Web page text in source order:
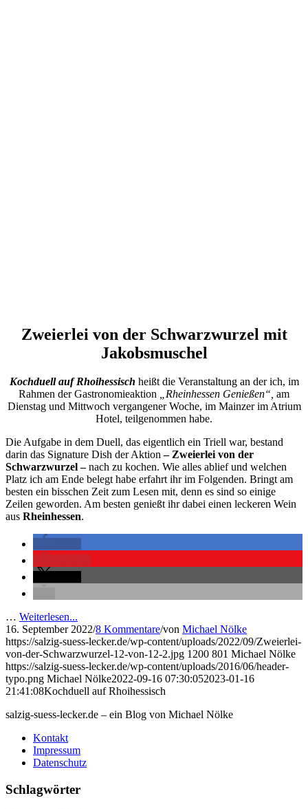
Zweierlei von der Schwarzwurzel mit
Jakobsmuschel
Kochduell auf Rhoihessisch heißt die Veranstaltung an der ich, im
Rahmen der Gastronomieaktion „Rheinhessen Genießen“, am
Dienstag und Mittwoch vergangener Woche, im Mainzer im Atrium
Hotel, teilgenommen habe.
Die Aufgabe in dem Duell, das eigentlich ein Triell war, bestand
darin das Signature Dish der Aktion– Zweierlei von der
Schwarzwurzel –nach zu kochen. Wie alles ablief und welchen
Platz ich am Ende belegt habe erfahrt ihr im Folgenden. Bringt am
besten ein bisschen Zeit zum Lesen mit, denn es sind so einige
Zeilen geworden. Am besten genießt ihr dabei einen leckeren Wein
aus Rheinhessen.
… Weiterlesen...
16. September 2022/8 Kommentare/von Michael Nölke
https://salzig-suess-lecker.de/wp-content/uploads/2022/09/Zweierlei-
von-der-Schwarzwurzel-12-von-12-2.jpg 1200 801 Michael Nölke
https://salzig-suess-lecker.de/wp-content/uploads/2016/06/header-
typo.png Michael Nölke2022-09-16 07:30:052023-01-16
21:41:08Kochduell auf Rhoihessisch
salzig-suess-lecker.de – ein Blog von Michael Nölke
Kontakt
Impressum
Datenschutz
Schlagwörter